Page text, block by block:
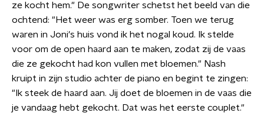
ze kocht hem." De songwriter schetst het beeld van die
ochtend: "Het weer was erg somber. Toen we terug
waren in Joni's huis vond ik het nogal koud. Ik stelde
voor om de open haard aan te maken, zodat zij de vaas
die ze gekocht had kon vullen met bloemen." Nash
kruipt in zijn studio achter de piano en begint te zingen:
"Ik steek de haard aan. Jij doet de bloemen in de vaas die
je vandaag hebt gekocht. Dat was het eerste couplet."